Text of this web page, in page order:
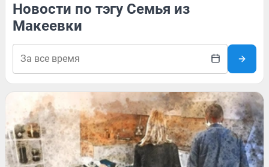
Новости по тэгу Семья из
Макеевки